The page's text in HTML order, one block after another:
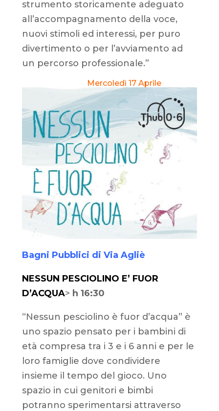
strumento storicamente adeguato
all’accompagnamento della voce,
nuovi stimoli ed interessi, per puro
divertimento o per l’avviamento ad
un percorso professionale.”
Mercoledì 17 Aprile
Bagni Pubblici di Via Agliè
NESSUN PESCIOLINO E’ FUOR
D’ACQUA> h 16:30
“Nessun pesciolino è fuor d’acqua” è
uno spazio pensato per i bambini di
età compresa tra i 3 e i 6 anni e per le
loro famiglie dove condividere
insieme il tempo del gioco. Uno
spazio in cui genitori e bimbi
potranno sperimentarsi attraverso